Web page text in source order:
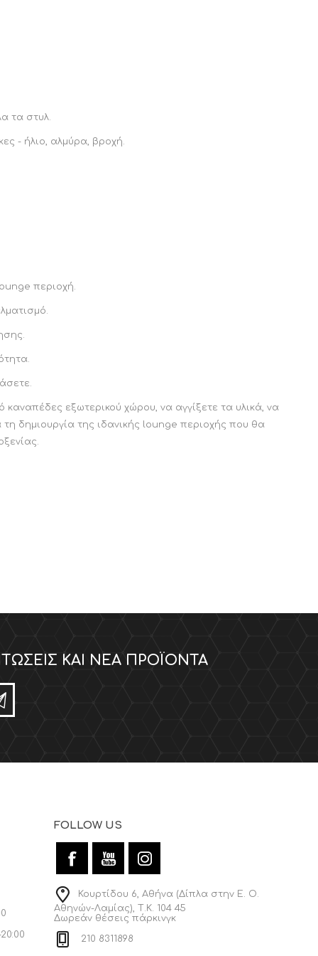
τα στυλ.
- ήλιο, αλμύρα, βροχή.
περιοχή.
εξωτερικού χώρου, να αγγίξετε τα υλικά, να
δημιουργία της ιδανικής lounge περιοχής που θα
ΚΑΙ ΝΈΑ ΠΡΟΪΌΝΤΑ
FOLLOW US
Κουρτίδου 6, Αθήνα (Δίπλα στην Ε. Ο.
Αθηνών-Λαμίας), Τ.Κ. 104 45
Δωρεάν θέσεις πάρκινγκ
210 8311898